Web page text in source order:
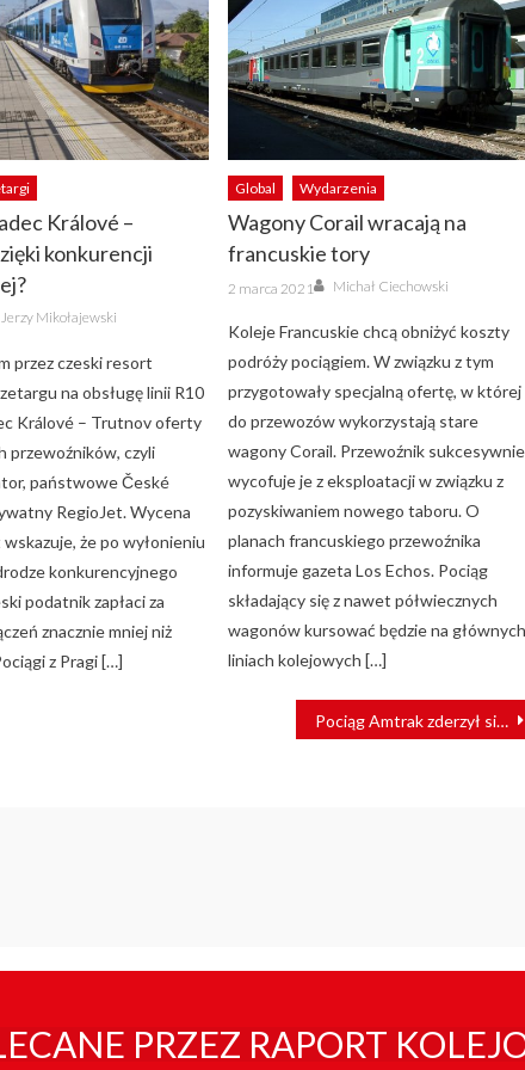
Králové –
konkurencji
Author
Jerzy Mikołajewski
przez czeski resort
na obsługę linii R10
Králové – Trutnov oferty
przewoźników, czyli
państwowe České
RegioJet. Wycena
że po wyłonieniu
konkurencyjnego
podatnik zapłaci za
znacznie mniej niż
z Pragi […]
Global Wydarzenia
Wagony Corail wracają na
francuskie tory
Posted
on
2 marca 2021 Author
Michał Ciechowski
Koleje Francuskie chcą obniżyć koszty
podróży pociągiem. W związku z tym
przygotowały specjalną ofertę, w której
do przewozów wykorzystają stare
wagony Corail. Przewoźnik sukcesywnie
wycofuje je z eksploatacji w związku z
pozyskiwaniem nowego taboru. O
planach francuskiego przewoźnika
informuje gazeta Los Echos. Pociąg
składający się z nawet półwiecznych
wagonów kursować będzie na
liniach kolejowych […]
Pociąg Amtrak zderzył się z ciężarówką. Są ofiary [ZDJĘCIA + FILM]
PRZEZ RAPORT